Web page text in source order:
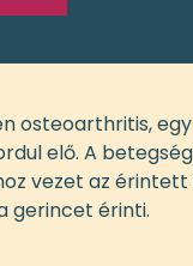
osteoarthritis,
elő. A
vezet az
gerincet érinti.